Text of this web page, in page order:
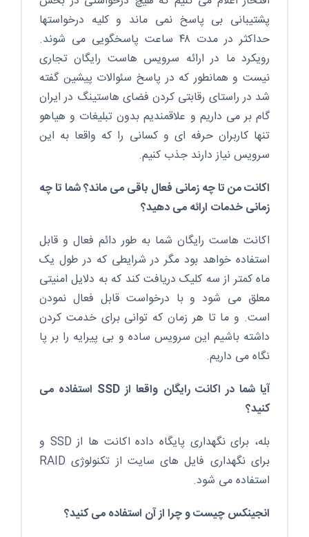
پشتیبانی بی پاسخ نمی ماند و کلیه درخواستها
حداکثر در مدت ۴۸ ساعت پاسخگویی می شوند.
رویکرد ما در ارائه سرویس هاست رایگان تجاری
نیست و همانطور که در پاسخ سئوالات پیشین گفته
شد در راستای رقابتی کردن فضای هاستینگ در ایران
گام بر می داریم و علاقمندیم بدون تبلیغات و هیاهو
تنها کاربران حرفه ای و کسانی را که واقعا به این
سرویس نیاز دارند جذب کنیم.
اکانت من تا چه زمانی فعال باقی می ماند؟ شما تا چه
زمانی خدمات ارائه می دهید؟
اکانت هاست رایگان شما به طور دائم فعال و قابل
استفاده خواهد بود مگر در شرایطی که در طول یک
ماه کمتر از سه کلیک دریافت کند که به دلایل امنیتی
معلق می شود و با درخواست قابل فعال نمودن
است. و ما تا هر زمان که توانی برای خدمت کردن
داشته باشیم این سرویس ساده و بی پیرایه را بر پا
نگاه می داریم.
آیا شما در اکانت رایگان واقعا از SSD استفاده می
کنید؟
بله، برای نگهداری پایگاه داده اکانت ها از SSD و
برای نگهداری فایل های سایت از تکنولوژی RAID
استفاده می شود.
انجینکس چیست و چرا از آن استفاده می کنید؟